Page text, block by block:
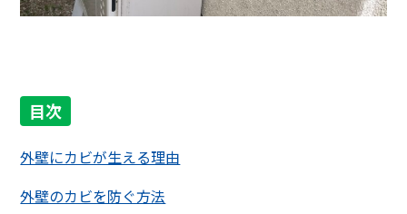
目次
外壁にカビが生える理由
外壁のカビを防ぐ方法